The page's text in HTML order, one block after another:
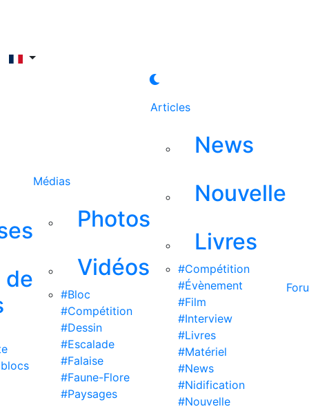
de
Médias
Photos
Vidéos
#Bloc
#Compétition
#Dessin
#Escalade
#Falaise
#Faune-Flore
#Paysages
Articles
News
Nouvelle
Livres
#Compétition
#Évènement
#Film
#Interview
#Livres
#Matériel
#News
#Nidification
#Nouvelle